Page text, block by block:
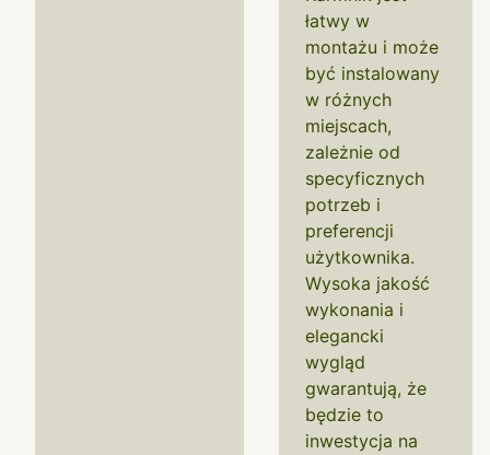
łatwy w
montażu i może
być instalowany
w różnych
miejscach,
zależnie od
specyficznych
potrzeb i
preferencji
użytkownika.
Wysoka jakość
wykonania i
elegancki
wygląd
gwarantują, że
będzie to
inwestycja na